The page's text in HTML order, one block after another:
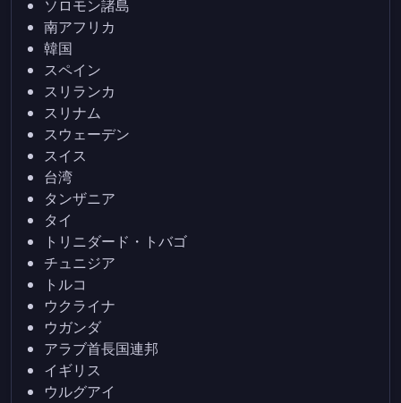
ソロモン諸島
南アフリカ
韓国
スペイン
スリランカ
スリナム
スウェーデン
スイス
台湾
タンザニア
タイ
トリニダード・トバゴ
チュニジア
トルコ
ウクライナ
ウガンダ
アラブ首長国連邦
イギリス
ウルグアイ